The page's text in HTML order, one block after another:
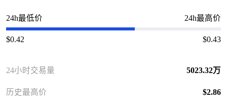
24h最低价 24h最高价
$0.42 $0.43
24小时交易量 5023.32万
历史最高价 $2.86